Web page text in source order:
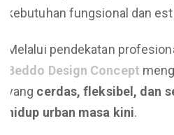
kebutuhan fungsional dan
Melalui pendekatan
Beddo Design Concept
yang cerdas, fleksibel, dan
hidup urban masa kini.